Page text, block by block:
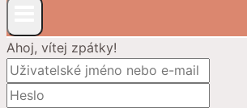
Ahoj, vítej zpátky!